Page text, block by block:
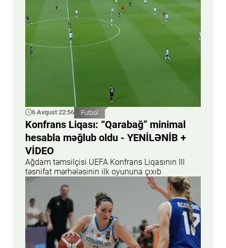
6 Avqust 22:56 Futbol
Konfrans Liqası: “Qarabağ” minimal
hesabla məğlub oldu - YENİLƏNİB +
VİDEO
Ağdam təmsilçisi UEFA Konfrans Liqasının III
təsnifat mərhələsinin ilk oyununa çıxıb